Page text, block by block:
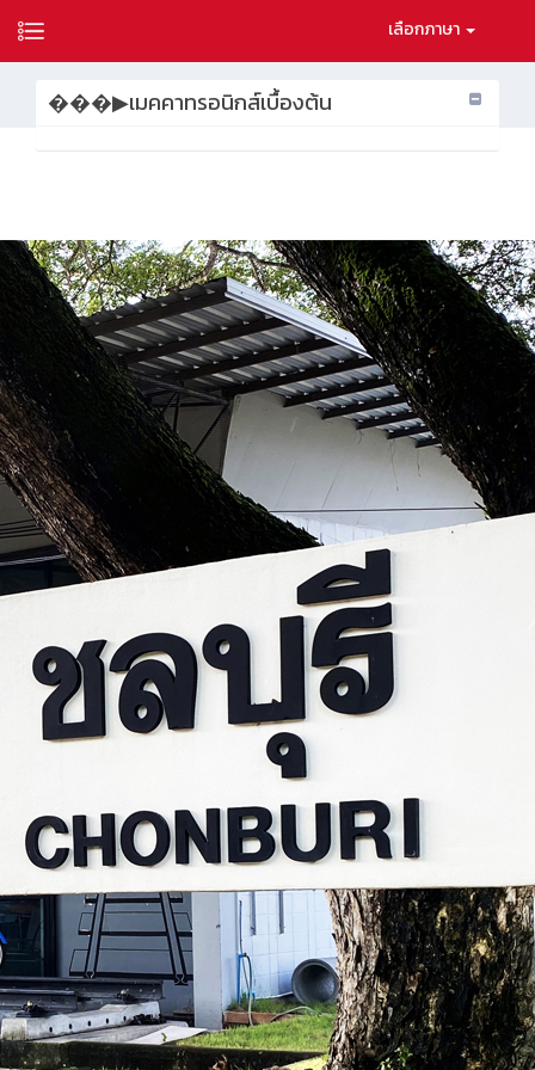
เลือกภาษา
���▶เมคคาทรอนิกส์เบื้องต้น